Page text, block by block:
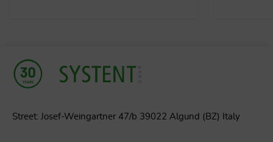
Street: Josef-Weingartner 47/b 39022 Algund (BZ) Italy